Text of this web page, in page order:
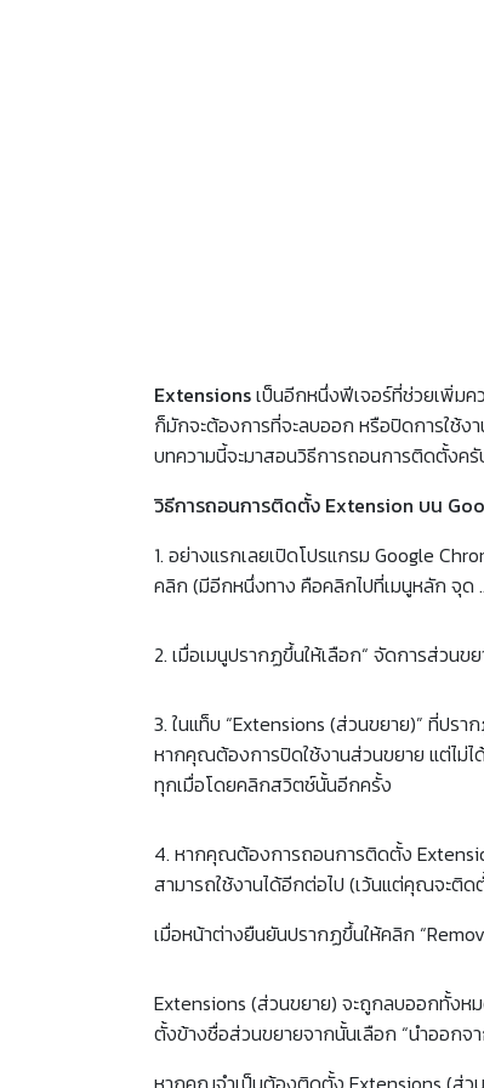
Extensionsเป็นอีกหนึ่งฟีเจอร์ที่ช่วยเพิ่มค
ก็มักจะต้องการที่จะลบออก หรือปิดการใช้ง
บทความนี้จะมาสอนวิธีการถอนการติดตั้งครั
วิธีการถอนการติดตั้ง Extension บน
1. อย่างแรกเลยเปิดโปรแกรม Google
คลิก (มีอีกหนึ่งทาง คือคลิกไปที่เมนูหลัก จุด
2. เมื่อเมนูปรากฏขึ้นให้เลือก“ จัดการส่วนขย
3. ในแท็บ “Extensions (ส่วนขยาย)” ที่ป
หากคุณต้องการปิดใช้งานส่วนขยาย แต่ไม่
ทุกเมื่อโดยคลิกสวิตช์นั้นอีกครั้ง
4. หากคุณต้องการถอนการติดตั้ง
สามารถใช้งานได้อีกต่อไป (เว้นแต่คุณจะติด
เมื่อหน้าต่างยืนยันปรากฏขึ้นให้คลิก
Extensions (ส่วนขยาย) จะถูกลบออกทั้งห
ตั้งข้างชื่อส่วนขยายจากนั้นเลือก “นำออกจ